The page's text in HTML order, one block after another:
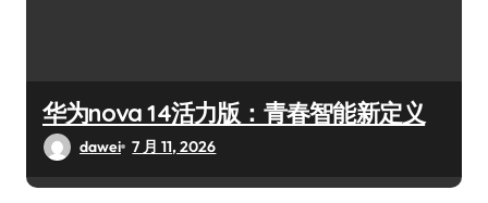
华为nova 14活力版：青春智能新定义
dawei 7 月 11, 2026